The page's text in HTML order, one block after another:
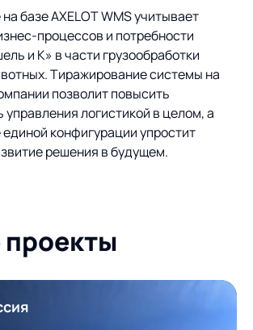
базе AXELOT WMS учитывает
процессов и потребности
и К» в части грузообработки
Тиражирование системы на
позволит повысить
логистикой в целом, а
конфигурации упростит
решения в будущем.